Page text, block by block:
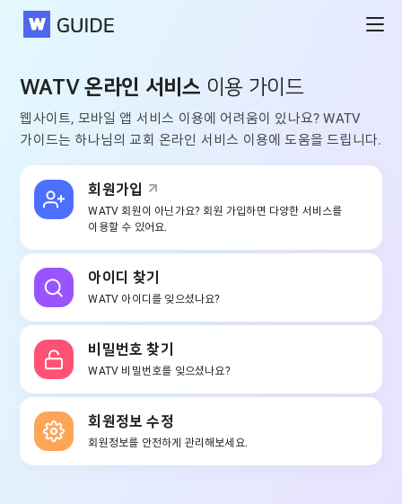
WATV
WATV 온라인 서비스 이용 가이드
웹사이트, 모바일 앱 서비스 이용에 어려움이 있나요? WATV
가이드는 하나님의 교회 온라인 서비스 이용에 도움을 드립니다.
회원가입
WATV 회원이 아닌가요? 회원 가입하면 다양한 서비스를
이용할 수 있어요.
아이디 찾기
WATV 아이디를 잊으셨나요?
비밀번호 찾기
WATV 비밀번호를 잊으셨나요?
회원정보 수정
회원정보를 안전하게 관리해보세요.